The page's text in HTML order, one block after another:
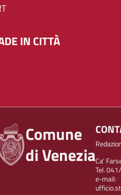
IN CITTÀ
Comune
di VeneziaCa'
Tel.
e-mail: